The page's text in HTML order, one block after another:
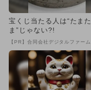
宝くじ当たる人は“たまた
ま”じゃない?!
【PR】合同会社デジタルファーム